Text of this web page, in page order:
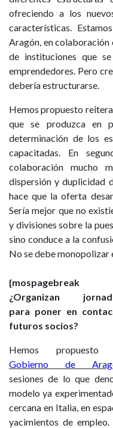
ofreciendo a los
características.
Aragón, en colaboración
de instituciones que
emprendedores. Pero
debería estructurarse.
Hemos propuesto
que se produzca en
determinación de los
capacitadas. En
colaboración mucho
dispersión y duplicidad
hace que la oferta
Sería mejor que no
y divisiones sobre la
sino conduce a la
No se debe monopolizar
¿Organizan
para poner en
futuros socios?
Hemos propuesto
Gobierno de
sesiones de lo que
modelo ya
cercana en Italia, en
yacimientos de